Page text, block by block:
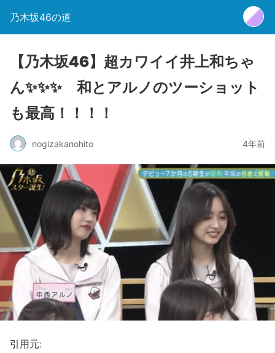
乃木坂46の道
【乃木坂46】超カワイイ井上和ちゃ
ん✨✨✨ 和とアルノのツーショット
も最高！！！！
nogizakanohito 4年前
引用元: